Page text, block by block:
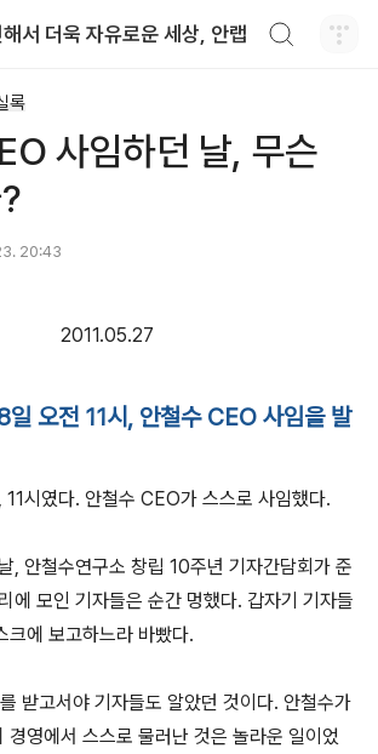
해서 더욱 자유로운 세상, 안랩
록
사임하던 날, 무슨
20:43
2011.05.27
오전 11시, 안철수 CEO 사임을 발
시였다. 안철수 CEO가 스스로 사임했다.
, 안철수연구소 창립 10주년 기자간담회가 준
에 모인 기자들은 순간 멍했다. 갑자기 기자들
크에 보고하느라 바빴다.
받고서야 기자들도 알았던 것이다. 안철수가
경영에서 스스로 물러난 것은 놀라운 일이었